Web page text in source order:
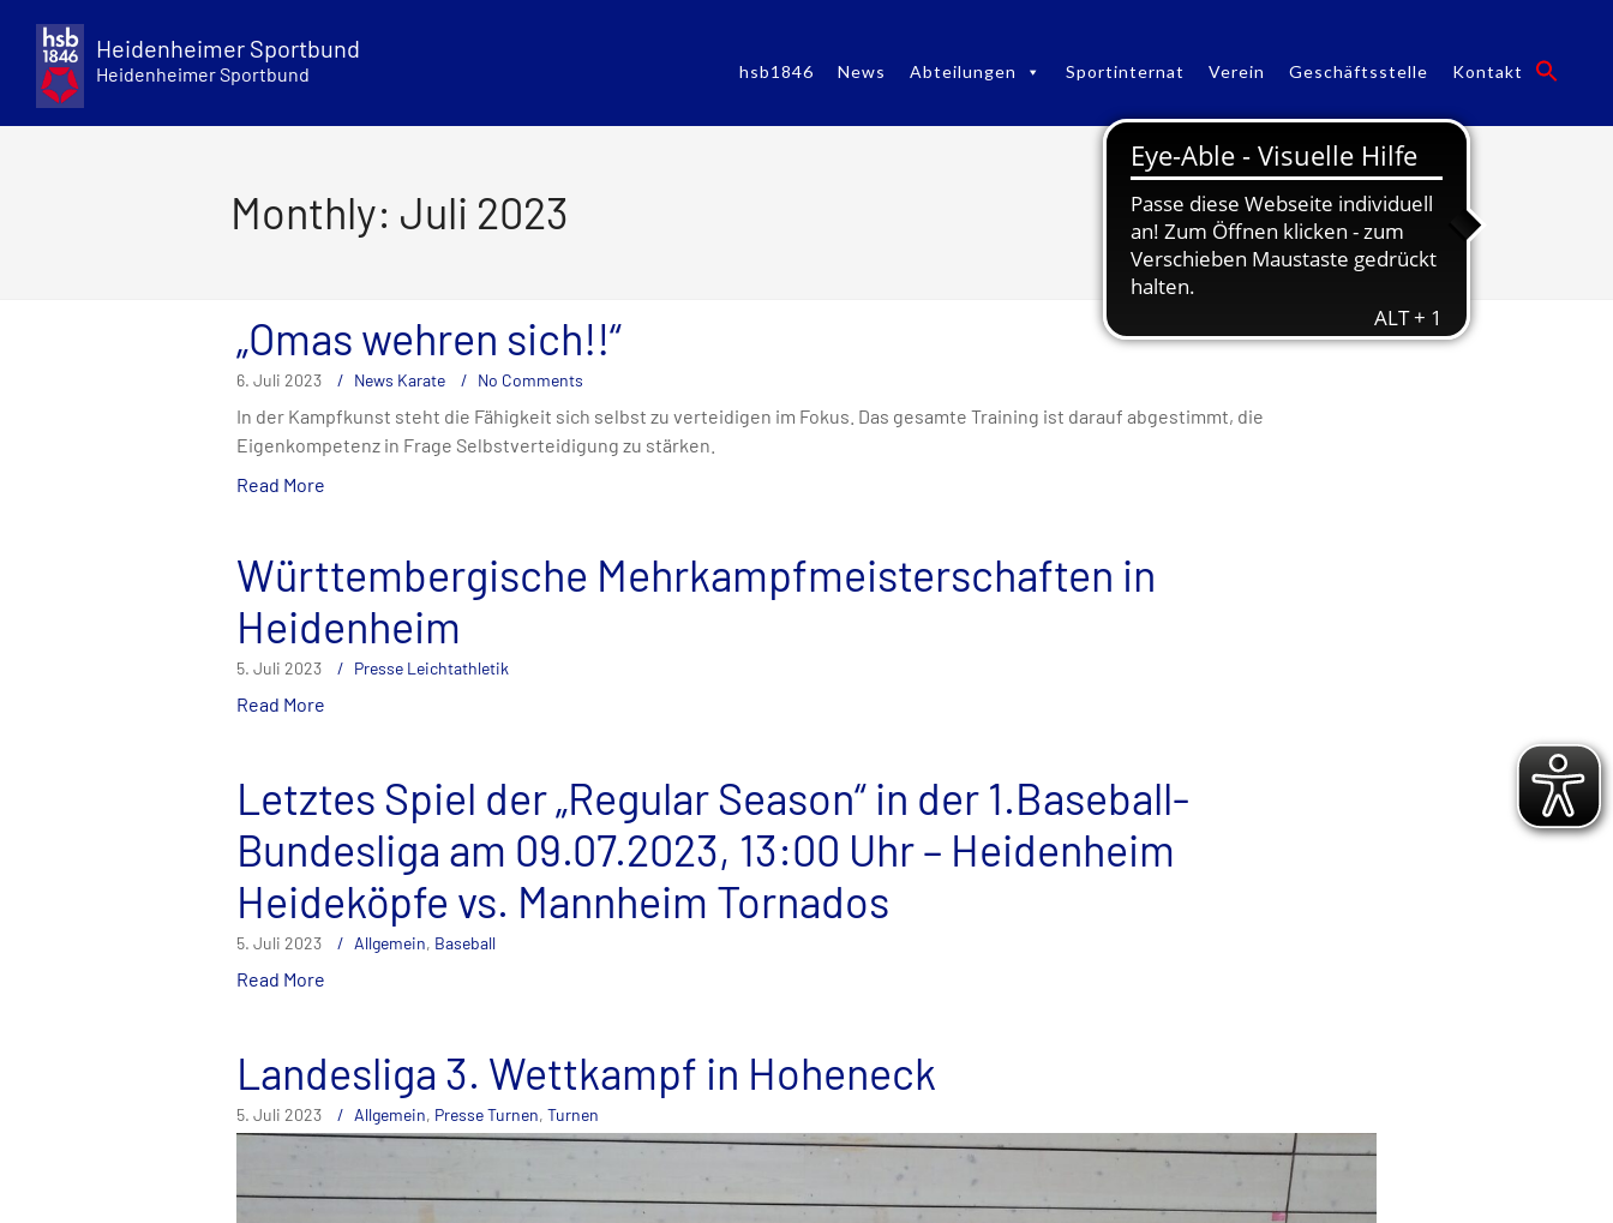
content
Heidenheimer Sportbund
Heidenheimer Sportbund hsb1846 News Abteilungen Sportinternat Verein Geschäftsstelle Kontakt
Monthly Archives: Juli 2023
Monthly: Juli 2023
„Omas wehren sich!!“
6. Juli 2023 News Karate No Comments
In der Kampfkunst steht die Fähigkeit sich selbst zu verteidigen im Fokus. Das gesamte Training ist darauf abgestimmt, die
Eigenkompetenz in Frage Selbstverteidigung zu stärken.
Read More
Württembergische Mehrkampfmeisterschaften in
Heidenheim
5. Juli 2023 Presse Leichtathletik
Read More
Letztes Spiel der „Regular Season“ in der 1.Baseball-
Bundesliga am 09.07.2023, 13:00 Uhr – Heidenheim
Heideköpfe vs. Mannheim Tornados
5. Juli 2023 Allgemein, Baseball
Read More
Landesliga 3. Wettkampf in Hoheneck
5. Juli 2023 Allgemein, Presse Turnen, Turnen